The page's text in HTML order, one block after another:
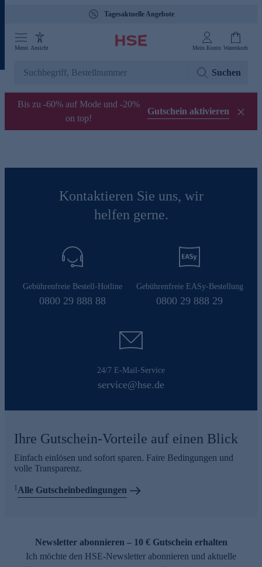
Tagesaktuelle Angebote
Menü Ansicht Mein Konto Warenkorb
Suchen
Bis zu -60% auf Mode und -20%
on top!
Gutschein aktivieren
Kontaktieren Sie uns, wir
helfen gerne.
Gebührenfreie Bestell-Hotline
0800 29 888 88
Gebührenfreie EASy-Bestellung
0800 29 888 29
24/7 E-Mail-Service
service@hse.de
Ihre Gutschein-Vorteile auf einen Blick
Einfach einlösen und sofort sparen. Faire Bedingungen und
volle Transparenz.
1Alle Gutscheinbedingungen
Newsletter abonnieren – 10 € Gutschein erhalten
Ich möchte den HSE-Newsletter abonnieren und aktuelle